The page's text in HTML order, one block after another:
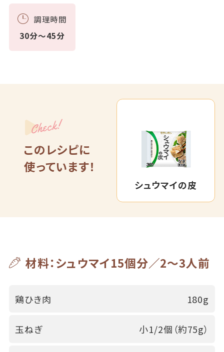
調理時間
30分～45分
Check!
このレシピに
使っています！
シュウマイの皮
材料：シュウマイ15個分／2～3人前
鶏ひき肉 180g
玉ねぎ 小1/2個（約75g）